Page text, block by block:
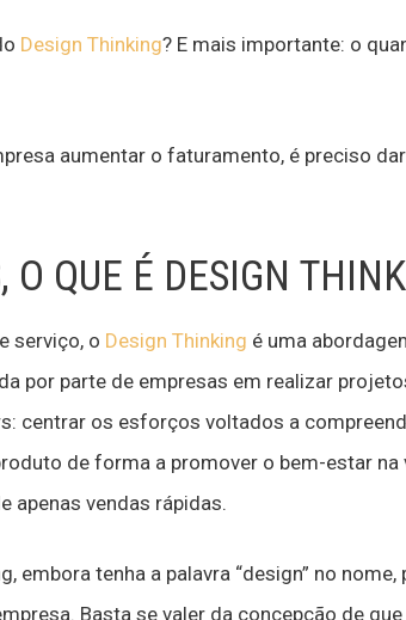
Design Thinking? E mais importante: o
aumentar o faturamento, é preciso
QUE É DESIGN
serviço, o Design Thinking é uma
por parte de empresas em realizar
centrar os esforços voltados a
de forma a promover o bem-estar na
apenas vendas rápidas.
embora tenha a palavra “design” no
Basta se valer da concepção de